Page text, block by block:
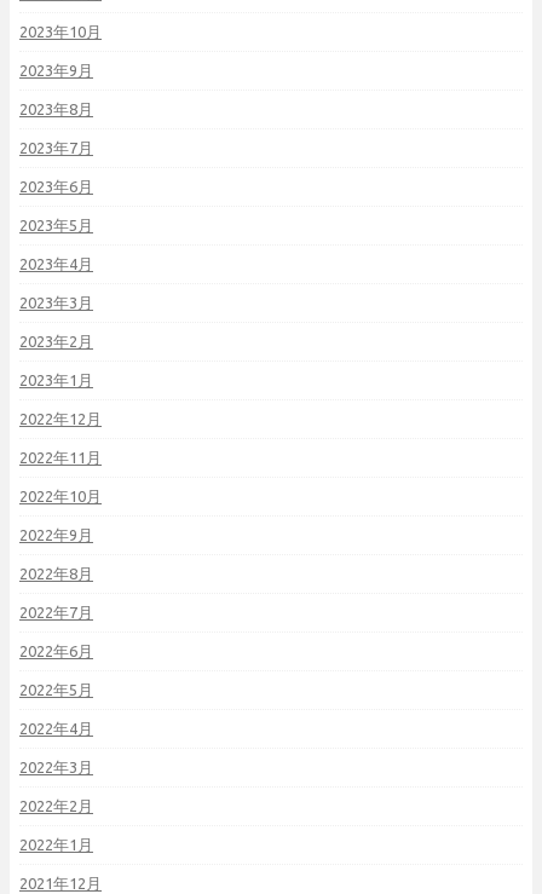
2023年10月
2023年9月
2023年8月
2023年7月
2023年6月
2023年5月
2023年4月
2023年3月
2023年2月
2023年1月
2022年12月
2022年11月
2022年10月
2022年9月
2022年8月
2022年7月
2022年6月
2022年5月
2022年4月
2022年3月
2022年2月
2022年1月
2021年12月